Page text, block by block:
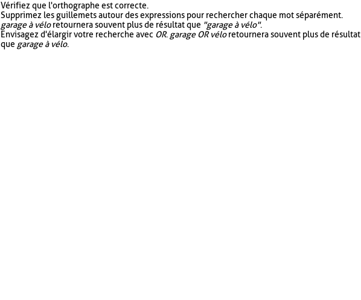
Vérifiez que l'orthographe est correcte.
Supprimez les guillemets autour des expressions pour rechercher chaque mot séparément.
garage à véloretournera souvent plus de résultat que "garage à vélo".
Envisagez d'élargir votre recherche avec OR. garage OR véloretournera souvent plus de résultat
que garage à vélo.